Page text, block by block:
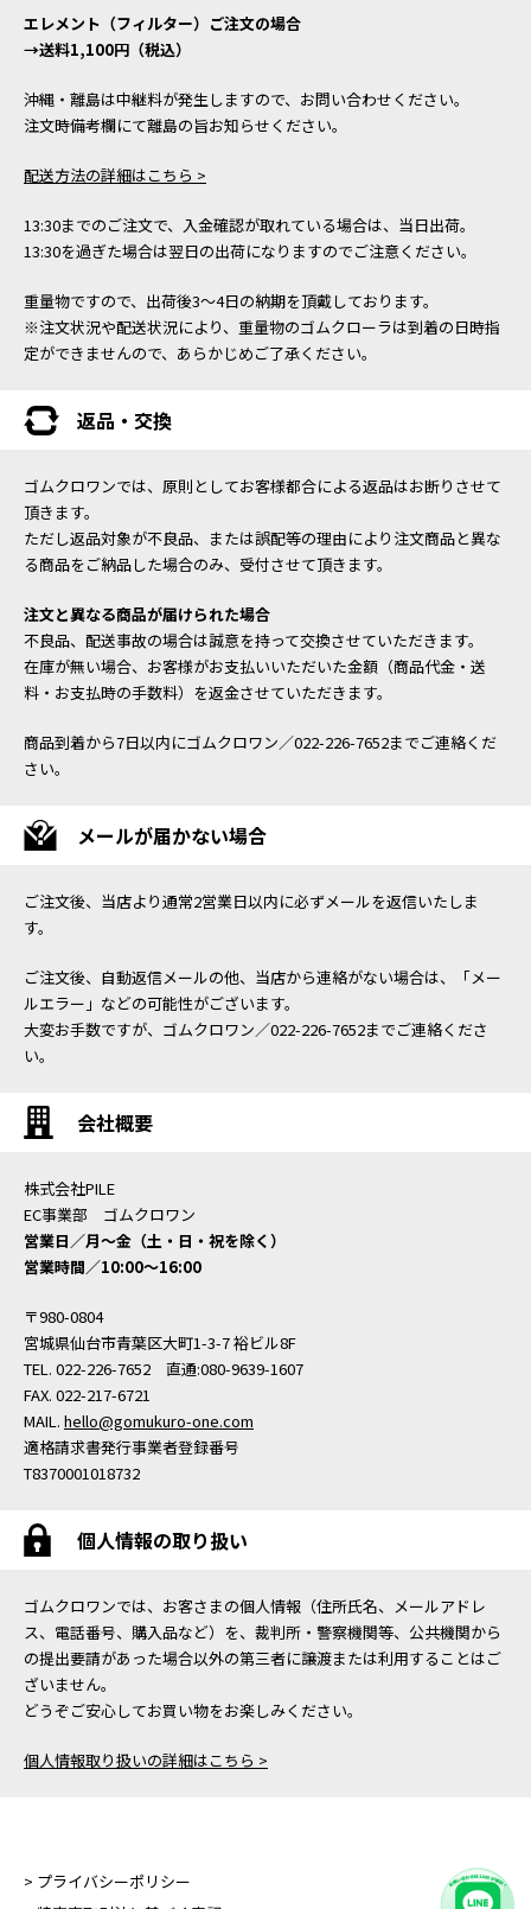
エレメント（フィルター）ご注文の場合
→送料1,100円（税込）
沖縄・離島は中継料が発生しますので、お問い合わせください。
注文時備考欄にて離島の旨お知らせください。
配送方法の詳細はこちら >
13:30までのご注文で、入金確認が取れている場合は、当日出荷。
13:30を過ぎた場合は翌日の出荷になりますのでご注意ください。
重量物ですので、出荷後3～4日の納期を頂戴しております。
※注文状況や配送状況により、重量物のゴムクローラは到着の日時指
定ができませんので、あらかじめご了承ください。
返品・交換
ゴムクロワンでは、原則としてお客様都合による返品はお断りさせて
頂きます。
ただし返品対象が不良品、または誤配等の理由により注文商品と異な
る商品をご納品した場合のみ、受付させて頂きます。
注文と異なる商品が届けられた場合
不良品、配送事故の場合は誠意を持って交換させていただきます。
在庫が無い場合、お客様がお支払いいただいた金額（商品代金・送
料・お支払時の手数料）を返金させていただきます。
商品到着から7日以内にゴムクロワン／022-226-7652までご連絡くだ
さい。
メールが届かない場合
ご注文後、当店より通常2営業日以内に必ずメールを返信いたしま
す。
ご注文後、自動返信メールの他、当店から連絡がない場合は、「メー
ルエラー」などの可能性がございます。
大変お手数ですが、ゴムクロワン／022-226-7652までご連絡くださ
い。
会社概要
株式会社PILE
EC事業部 ゴムクロワン
営業日／月〜金（土・日・祝を除く）
営業時間／10:00〜16:00
〒980-0804
宮城県仙台市青葉区大町1-3-7 裕ビル8F
TEL. 022-226-7652 直通:080-9639-1607
FAX. 022-217-6721
MAIL. hello@gomukuro-one.com
適格請求書発行事業者登録番号
T8370001018732
個人情報の取り扱い
ゴムクロワンでは、お客さまの個人情報（住所氏名、メールアドレ
ス、電話番号、購入品など）を、裁判所・警察機関等、公共機関から
の提出要請があった場合以外の第三者に譲渡または利用することはご
ざいません。
どうぞご安心してお買い物をお楽しみください。
個人情報取り扱いの詳細はこちら >
> プライバシーポリシー